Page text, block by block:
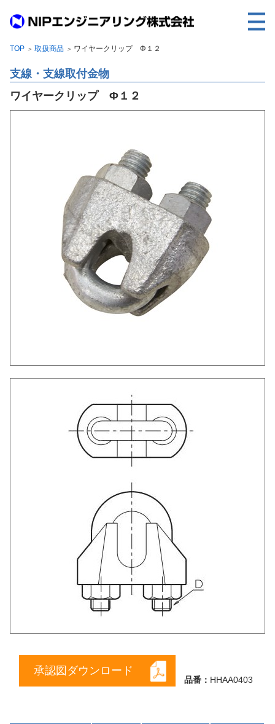
事業内容
取扱製品
ご利用に際して
建設サイト・シリーズの個人データの共同利用について
個人情報保護方針
TOP ＞ 取扱商品 ＞ ワイヤークリップ Φ１２
支線・支線取付金物
ワイヤークリップ Φ１２
承認図ダウンロード
品番： HHAA0403